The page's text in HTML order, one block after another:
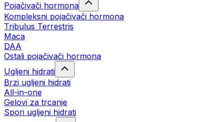
Pojačivači hormona
Kompleksni pojačivači hormona
Tribulus Terrestris
Maca
DAA
Ostali pojačivači hormona
Ugljeni hidrati
Brzi ugljeni hidrati
All-in-one
Gelovi za trcanje
Spori ugljeni hidrati